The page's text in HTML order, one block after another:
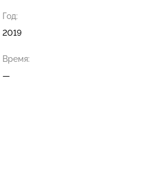
Год:
2019
Время:
—